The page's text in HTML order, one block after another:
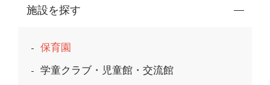
施設を探す
保育園
学童クラブ・児童館・交流館